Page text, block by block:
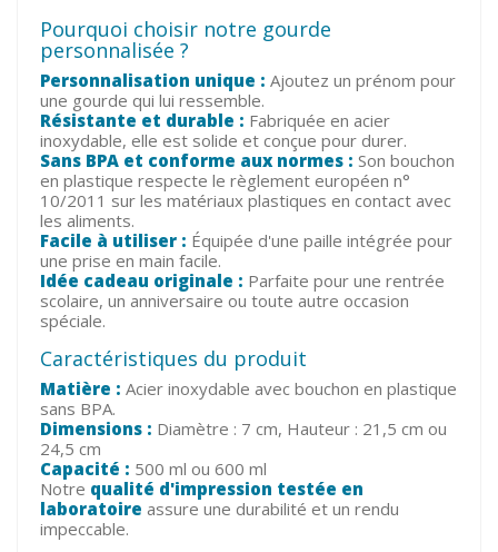
Pourquoi choisir notre gourde
personnalisée ?
Personnalisation unique : Ajoutez un prénom pour
une gourde qui lui ressemble.
Résistante et durable : Fabriquée en acier
inoxydable, elle est solide et conçue pour durer.
Sans BPA et conforme aux normes : Son bouchon
en plastique respecte le règlement européen n°
10/2011 sur les matériaux plastiques en contact avec
les aliments.
Facile à utiliser : Équipée d'une paille intégrée pour
une prise en main facile.
Idée cadeau originale : Parfaite pour une rentrée
scolaire, un anniversaire ou toute autre occasion
spéciale.
Caractéristiques du produit
Matière : Acier inoxydable avec bouchon en plastique
sans BPA.
Dimensions : Diamètre : 7 cm, Hauteur : 21,5 cm ou
24,5 cm
Capacité : 500 ml ou 600 ml
Notre qualité d'impression testée en
laboratoire assure une durabilité et un rendu
impeccable.